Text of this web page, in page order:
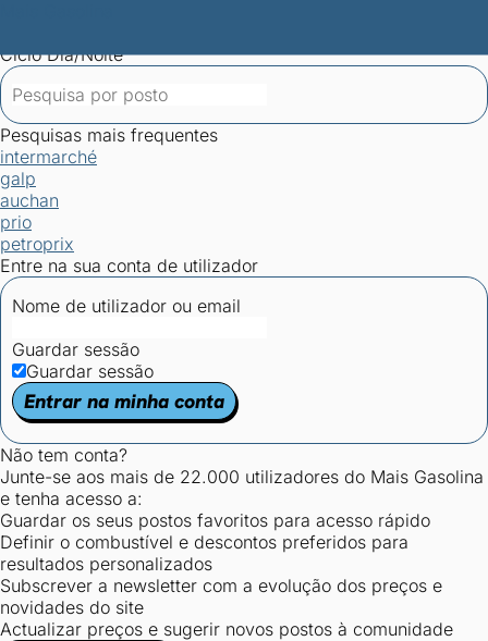
Ciclo Dia/Noite
Pesquisas mais frequentes
intermarché
galp
auchan
prio
petroprix
Entre na sua conta de utilizador
Nome de utilizador ou email
Guardar sessão
Guardar sessão
Entrar na minha conta
Não tem conta?
Junte-se aos mais de 22.000 utilizadores do Mais Gasolina
e tenha acesso a:
Guardar os seus postos favoritos para acesso rápido
Definir o combustível e descontos preferidos para
resultados personalizados
Subscrever a newsletter com a evolução dos preços e
novidades do site
Actualizar preços e sugerir novos postos à comunidade